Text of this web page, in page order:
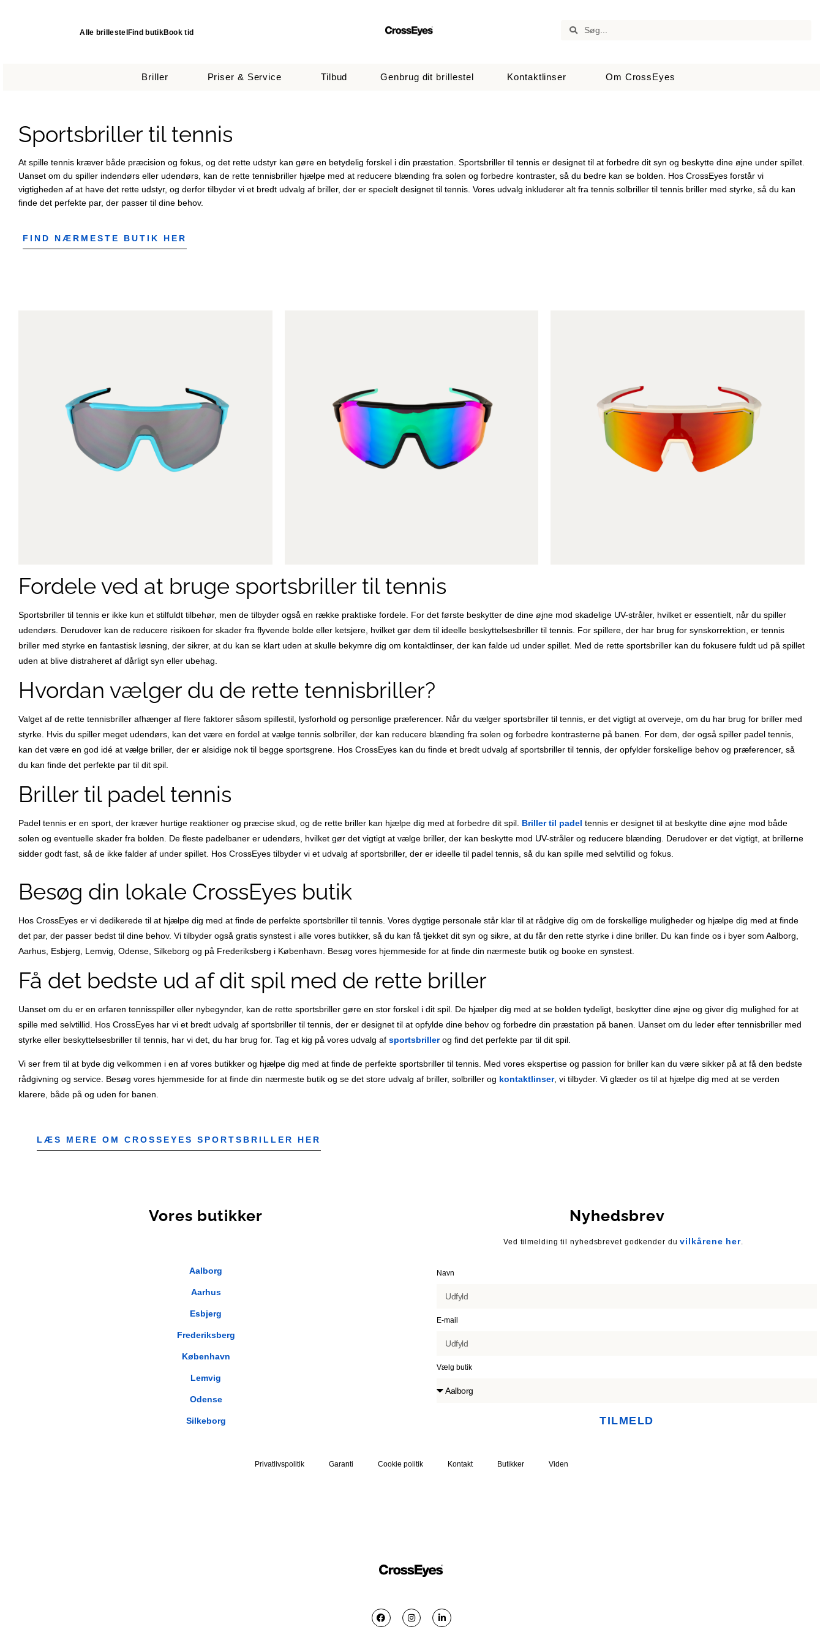
Alle brillestel Find butikBook tid
Briller Priser & Service Tilbud Genbrug dit brillestel Kontaktlinser Om CrossEyes
Sportsbriller til tennis
At spille tennis kræver både præcision og fokus, og det rette udstyr kan gøre en betydelig forskel i din præstation. Sportsbriller til tennis er designet til at forbedre dit syn og beskytte dine øjne under spillet.
Uanset om du spiller indendørs eller udendørs, kan de rette tennisbriller hjælpe med at reducere blænding fra solen og forbedre kontraster, så du bedre kan se bolden. Hos CrossEyes forstår vi
vigtigheden af at have det rette udstyr, og derfor tilbyder vi et bredt udvalg af briller, der er specielt designet til tennis. Vores udvalg inkluderer alt fra tennis solbriller til tennis briller med styrke, så du kan
finde det perfekte par, der passer til dine behov.
FIND NÆRMESTE BUTIK HER
Fordele ved at bruge sportsbriller til tennis
Sportsbriller til tennis er ikke kun et stilfuldt tilbehør, men de tilbyder også en række praktiske fordele. For det første beskytter de dine øjne mod skadelige UV-stråler, hvilket er essentielt, når du spiller
udendørs. Derudover kan de reducere risikoen for skader fra flyvende bolde eller ketsjere, hvilket gør dem til ideelle beskyttelsesbriller til tennis. For spillere, der har brug for synskorrektion, er tennis
briller med styrke en fantastisk løsning, der sikrer, at du kan se klart uden at skulle bekymre dig om kontaktlinser, der kan falde ud under spillet. Med de rette sportsbriller kan du fokusere fuldt ud på spillet
uden at blive distraheret af dårligt syn eller ubehag.
Hvordan vælger du de rette tennisbriller?
Valget af de rette tennisbriller afhænger af flere faktorer såsom spillestil, lysforhold og personlige præferencer. Når du vælger sportsbriller til tennis, er det vigtigt at overveje, om du har brug for briller med
styrke. Hvis du spiller meget udendørs, kan det være en fordel at vælge tennis solbriller, der kan reducere blænding fra solen og forbedre kontrasterne på banen. For dem, der også spiller padel tennis,
kan det være en god idé at vælge briller, der er alsidige nok til begge sportsgrene. Hos CrossEyes kan du finde et bredt udvalg af sportsbriller til tennis, der opfylder forskellige behov og præferencer, så
du kan finde det perfekte par til dit spil.
Briller til padel tennis
Padel tennis er en sport, der kræver hurtige reaktioner og præcise skud, og de rette briller kan hjælpe dig med at forbedre dit spil. Briller til padel tennis er designet til at beskytte dine øjne mod både
solen og eventuelle skader fra bolden. De fleste padelbaner er udendørs, hvilket gør det vigtigt at vælge briller, der kan beskytte mod UV-stråler og reducere blænding. Derudover er det vigtigt, at brillerne
sidder godt fast, så de ikke falder af under spillet. Hos CrossEyes tilbyder vi et udvalg af sportsbriller, der er ideelle til padel tennis, så du kan spille med selvtillid og fokus.
Besøg din lokale CrossEyes butik
Hos CrossEyes er vi dedikerede til at hjælpe dig med at finde de perfekte sportsbriller til tennis. Vores dygtige personale står klar til at rådgive dig om de forskellige muligheder og hjælpe dig med at finde
det par, der passer bedst til dine behov. Vi tilbyder også gratis synstest i alle vores butikker, så du kan få tjekket dit syn og sikre, at du får den rette styrke i dine briller. Du kan finde os i byer som Aalborg,
Aarhus, Esbjerg, Lemvig, Odense, Silkeborg og på Frederiksberg i København. Besøg vores hjemmeside for at finde din nærmeste butik og booke en synstest.
Få det bedste ud af dit spil med de rette briller
Uanset om du er en erfaren tennisspiller eller nybegynder, kan de rette sportsbriller gøre en stor forskel i dit spil. De hjælper dig med at se bolden tydeligt, beskytter dine øjne og giver dig mulighed for at
spille med selvtillid. Hos CrossEyes har vi et bredt udvalg af sportsbriller til tennis, der er designet til at opfylde dine behov og forbedre din præstation på banen. Uanset om du leder efter tennisbriller med
styrke eller beskyttelsesbriller til tennis, har vi det, du har brug for. Tag et kig på vores udvalg af sportsbrillerog find det perfekte par til dit spil.
Vi ser frem til at byde dig velkommen i en af vores butikker og hjælpe dig med at finde de perfekte sportsbriller til tennis. Med vores ekspertise og passion for briller kan du være sikker på at få den bedste
rådgivning og service. Besøg vores hjemmeside for at finde din nærmeste butik og se det store udvalg af briller, solbriller og kontaktlinser, vi tilbyder. Vi glæder os til at hjælpe dig med at se verden
klarere, både på og uden for banen.
LÆS MERE OM CROSSEYES SPORTSBRILLER HER
Vores butikker
Aalborg
Aarhus
Esbjerg
Frederiksberg
København
Lemvig
Odense
Silkeborg
Nyhedsbrev
Ved tilmelding til nyhedsbrevet godkender duvilkårene her
Navn
E-mail
Vælg butik
TILMELD
Privatlivspolitik Garanti Cookie politik Kontakt Butikker Viden